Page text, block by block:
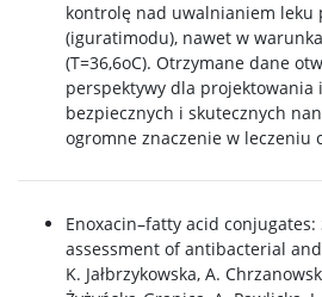
kontrolę nad uwalnianiem leku
(iguratimodu), nawet w
(T=36,6oC). Otrzymane dane
perspektywy dla projektowania
bezpiecznych i skutecznych
ogromne znaczenie w leczeniu
Enoxacin–fatty acid conjugates:
assessment of antibacterial
K. Jałbrzykowska, A.